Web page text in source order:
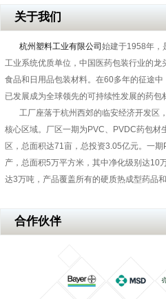
关于我们
杭州塑料工业有限公司 始建于1958年，
工业系统优质单位，中国医药包装行业的龙
食品和日用品包装材料。在60多年的征途
已发展成为全球领先的可持续性发展的药包
工厂座落于杭州西郊的临安经济开发区
核心区域。厂区一期为PVC、PVDC药包材
区，总面积达71亩，总投资3.05亿元。一
产，总面积5万平方米，其中净化级别达10
达3万吨，产品覆盖所有的硬质热成型药品
合作伙伴